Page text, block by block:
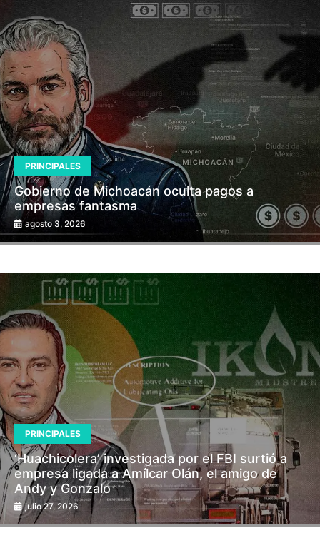
PRINCIPALES
Gobierno de Michoacán oculta pagos a
empresas fantasma
agosto 3, 2026
PRINCIPALES
‘Huachicolera’ investigada por el FBI surtió a
empresa ligada a Amílcar Olán, el amigo de
Andy y Gonzalo
julio 27, 2026